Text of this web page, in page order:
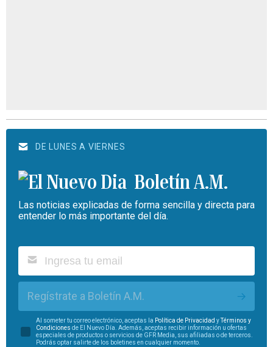
DE LUNES A VIERNES
Boletín A.M.
Las noticias explicadas de forma sencilla y directa para
entender lo más importante del día.
Regístrate a Boletín A.M.
Al someter tu correo electrónico, aceptas la Política de Privacidad y
Términos y
Condiciones de El Nuevo Día. Además, aceptas recibir información u ofertas
especiales de productos o servicios de GFR Media, sus afiliadas o de terceros.
Podrás optar salirte de los boletines en cualquier momento.